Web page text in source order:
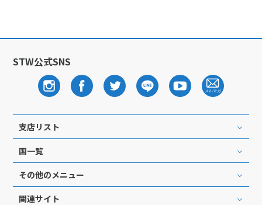
STW公式SNS
支店リスト
国一覧
その他のメニュー
関連サイト